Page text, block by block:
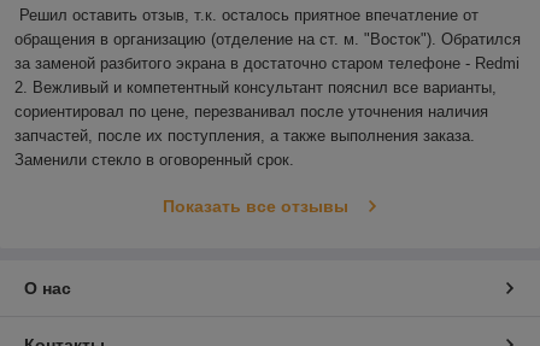
Решил оставить отзыв, т.к. осталось приятное впечатление от
обращения в организацию (отделение на ст. м. "Восток"). Обратился
за заменой разбитого экрана в достаточно старом телефоне - Redmi
2. Вежливый и компетентный консультант пояснил все варианты,
сориентировал по цене, перезванивал после уточнения наличия
запчастей, после их поступления, а также выполнения заказа.
Заменили стекло в оговоренный срок.
Показать все отзывы
О нас